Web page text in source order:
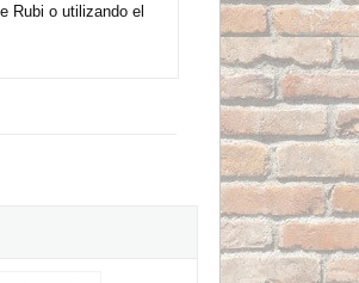
Rubi o utilizando el
Aspiradora Rubi AS-30 PRO - 2 unidades